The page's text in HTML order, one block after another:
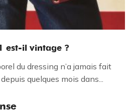
est-il vintage ?
du dressing n’a jamais fait
quelques mois dans...